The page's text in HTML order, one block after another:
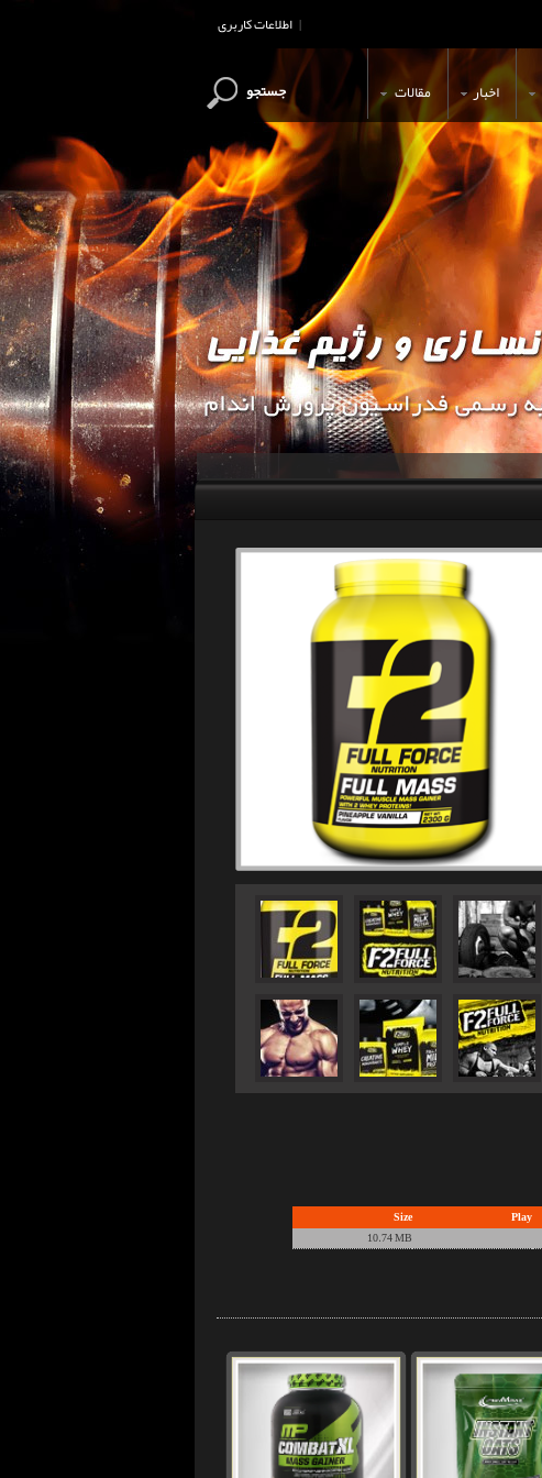
اطلاعات کاربری |
اخبار مقالات جستجو
این وب سایت جهت اطلاع رسانی و
Play
Size
10.74 MB